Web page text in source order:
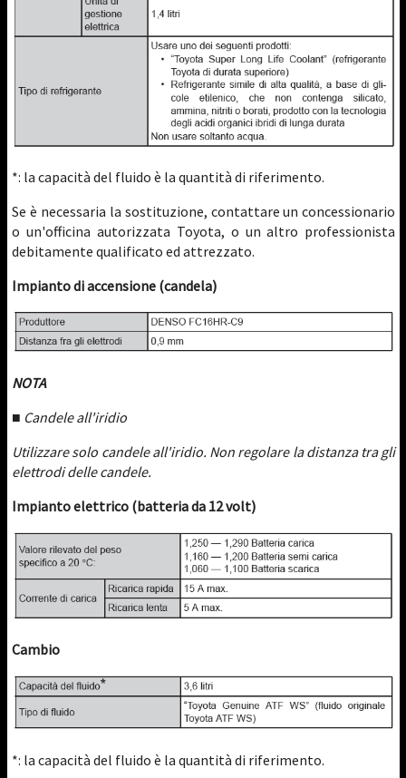
*: la capacità del fluido è la quantità di riferimento.
Se è necessaria la sostituzione, contattare un concessionario
o un'officina autorizzata Toyota, o un altro professionista
debitamente qualificato ed attrezzato.
Impianto di accensione (candela)
NOTA
■ Candele all'iridio
Utilizzare solo candele all'iridio. Non regolare la distanza tra gli
elettrodi delle candele.
Impianto elettrico (batteria da 12 volt)
Cambio
*: la capacità del fluido è la quantità di riferimento.